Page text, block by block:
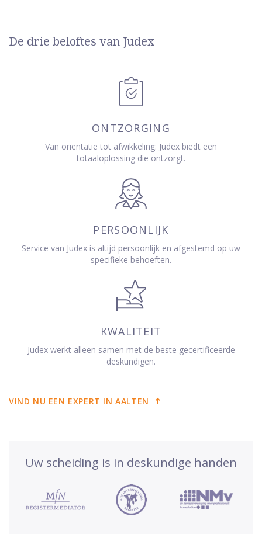
De drie beloftes van Judex
ONTZORGING
Van oriëntatie tot afwikkeling: Judex biedt een
totaaloplossing die ontzorgt.
PERSOONLIJK
Service van Judex is altijd persoonlijk en afgestemd op uw
specifieke behoeften.
KWALITEIT
Judex werkt alleen samen met de beste gecertificeerde
deskundigen.
VIND NU EEN EXPERT IN AALTEN
Uw scheiding is in deskundige handen